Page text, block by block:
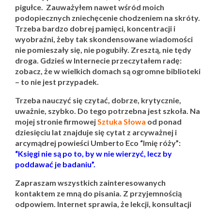
pigułce. Zauważyłem nawet wśród moich
podopiecznych zniechęcenie chodzeniem na skróty.
Trzeba bardzo dobrej pamięci, koncentracji i
wyobraźni, żeby tak skondensowane wiadomości
nie pomieszały się, nie pogubiły. Zresztą, nie tędy
droga. Gdzieś w Internecie przeczytałem radę:
zobacz, że w wielkich domach są ogromne biblioteki
– to nie jest przypadek.
Trzeba nauczyć się czytać, dobrze, krytycznie,
uważnie, szybko. Do tego potrzebna jest szkoła. Na
mojej stronie firmowejSztuka Słowa od ponad
dziesięciu lat znajduje się cytat z arcyważnej i
arcymądrej powieści Umberto Eco “Imię róży”:
“Księgi nie są po to, by w nie wierzyć, lecz by
poddawać je badaniu”.
Zapraszam wszystkich zainteresowanych
kontaktem ze mną do pisania. Z przyjemnością
odpowiem. Internet sprawia, że lekcji, konsultacji